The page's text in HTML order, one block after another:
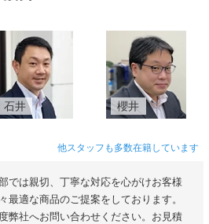
石井 櫻井
他スタッフも多数在籍しています
では親切、丁寧な対応を心がけお客様
最適な商品のご提案をしております。
弊社へお問い合わせください。お見積